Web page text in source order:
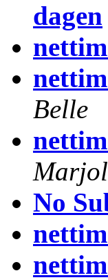
dagen
Belle
No